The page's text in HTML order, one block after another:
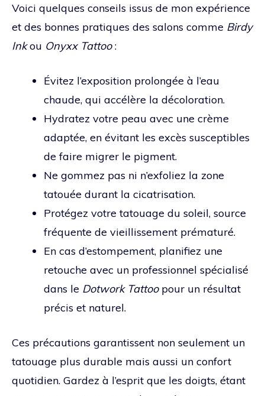
Voici quelques conseils issus de mon expérience
et des bonnes pratiques des salons comme Birdy
Inkou Onyxx Tattoo:
Évitez l’exposition prolongée à l’eau
chaude, qui accélère la décoloration.
Hydratez votre peau avec une crème
adaptée, en évitant les excès susceptibles
de faire migrer le pigment.
Ne gommez pas ni n’exfoliez la zone
tatouée durant la cicatrisation.
Protégez votre tatouage du soleil, source
fréquente de vieillissement prématuré.
En cas d’estompement, planifiez une
retouche avec un professionnel spécialisé
dans le Dotwork Tattoopour un résultat
précis et naturel.
Ces précautions garantissent non seulement un
tatouage plus durable mais aussi un confort
quotidien. Gardez à l’esprit que les doigts, étant